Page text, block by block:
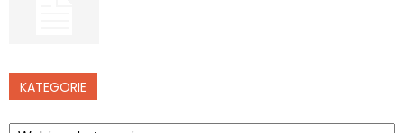
KATEGORIE
Kategorie